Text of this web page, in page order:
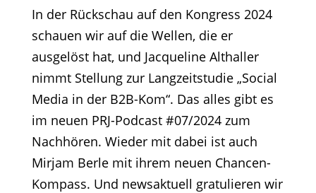
In der Rückschau auf den Kongress 2024
schauen wir auf die Wellen, die er
ausgelöst hat, und Jacqueline Althaller
nimmt Stellung zur Langzeitstudie „Social
Media in der B2B-Kom“. Das alles gibt es
im neuen PRJ-Podcast #07/2024 zum
Nachhören. Wieder mit dabei ist auch
Mirjam Berle mit ihrem neuen Chancen-
Kompass. Und newsaktuell gratulieren wir